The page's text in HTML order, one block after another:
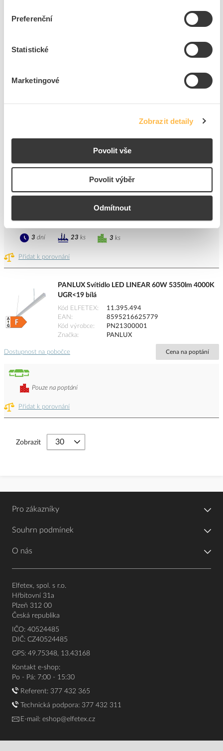
Preferenční
Statistické
Marketingové
Zobrazit detaily
Povolit vše
Povolit výběr
Odmítnout
ks do košíku
Přidat k porovnání
EAN
8595216625755
PN21100001
Přidat k porovnání
3 ks
3 dní 23 ks
PANLUX Svítidlo LED LINEAR 60W 5350lm 4000K
UGR<19 bílá
Kód ELFETEX
11.395.494
EAN
8595216625779
Kód výrobce
PN21300001
Značka
PANLUX
Dostupnost na pobočce Cena na poptání
Přidat k porovnání
Pouze na poptání
Zobrazit
Pro zákazníky
Souhrn podmínek
O nás
Elfetex, spol. s r.o.
Hřbitovní 31a
Plzeň 312 00
Česká republika
IČO: 40524485
DIČ: CZ40524485
GPS: 49.75348, 13.43168
Kontakt e-shop:
Po - Pá: 7:00 - 15:30
Referent: 377 432 365
Technická podpora: 377 432 311
E-mail: eshop@elfetex.cz